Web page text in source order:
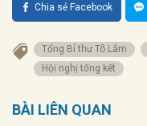
Chia sẻ Facebook
Tổng Bí thư Tô Lâm
Hội nghị tổng kết
BÀI LIÊN QUAN